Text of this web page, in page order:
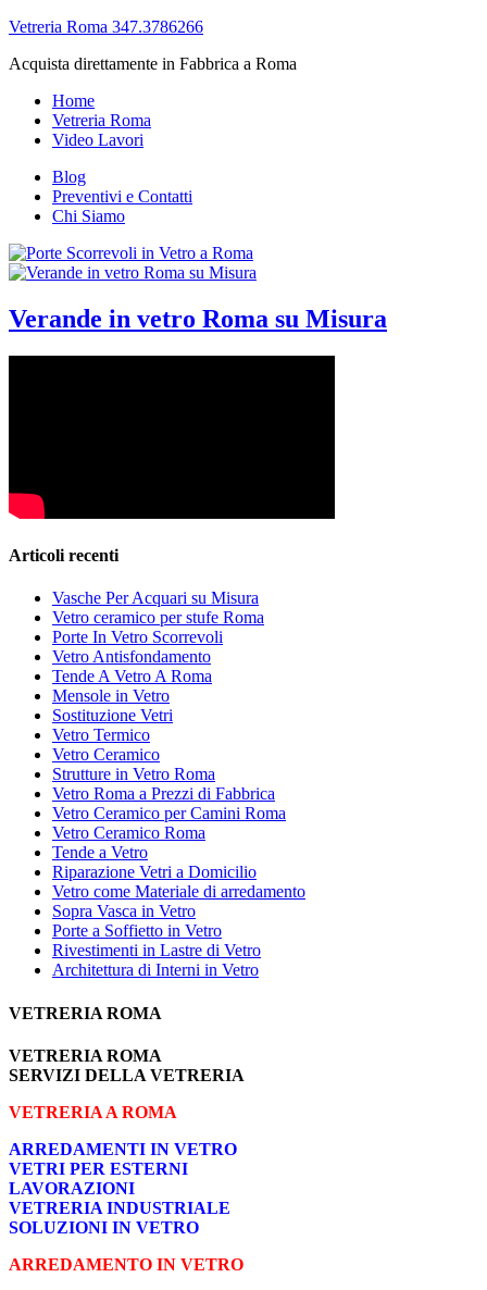
Vetreria Roma 347.3786266
Acquista direttamente in Fabbrica a Roma
Home
Vetreria Roma
Video Lavori
Blog
Preventivi e Contatti
Chi Siamo
Verande in vetro Roma su Misura
Articoli recenti
Vasche Per Acquari su Misura
Vetro ceramico per stufe Roma
Porte In Vetro Scorrevoli
Vetro Antisfondamento
Tende A Vetro A Roma
Mensole in Vetro
Sostituzione Vetri
Vetro Termico
Vetro Ceramico
Strutture in Vetro Roma
Vetro Roma a Prezzi di Fabbrica
Vetro Ceramico per Camini Roma
Vetro Ceramico Roma
Tende a Vetro
Riparazione Vetri a Domicilio
Vetro come Materiale di arredamento
Sopra Vasca in Vetro
Porte a Soffietto in Vetro
Rivestimenti in Lastre di Vetro
Architettura di Interni in Vetro
VETRERIA ROMA
VETRERIA ROMA
SERVIZI DELLA VETRERIA
VETRERIA A ROMA
ARREDAMENTI IN VETRO
VETRI PER ESTERNI
LAVORAZIONI
VETRERIA INDUSTRIALE
SOLUZIONI IN VETRO
ARREDAMENTO IN VETRO